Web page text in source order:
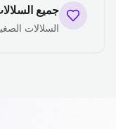
جميع
السلالات